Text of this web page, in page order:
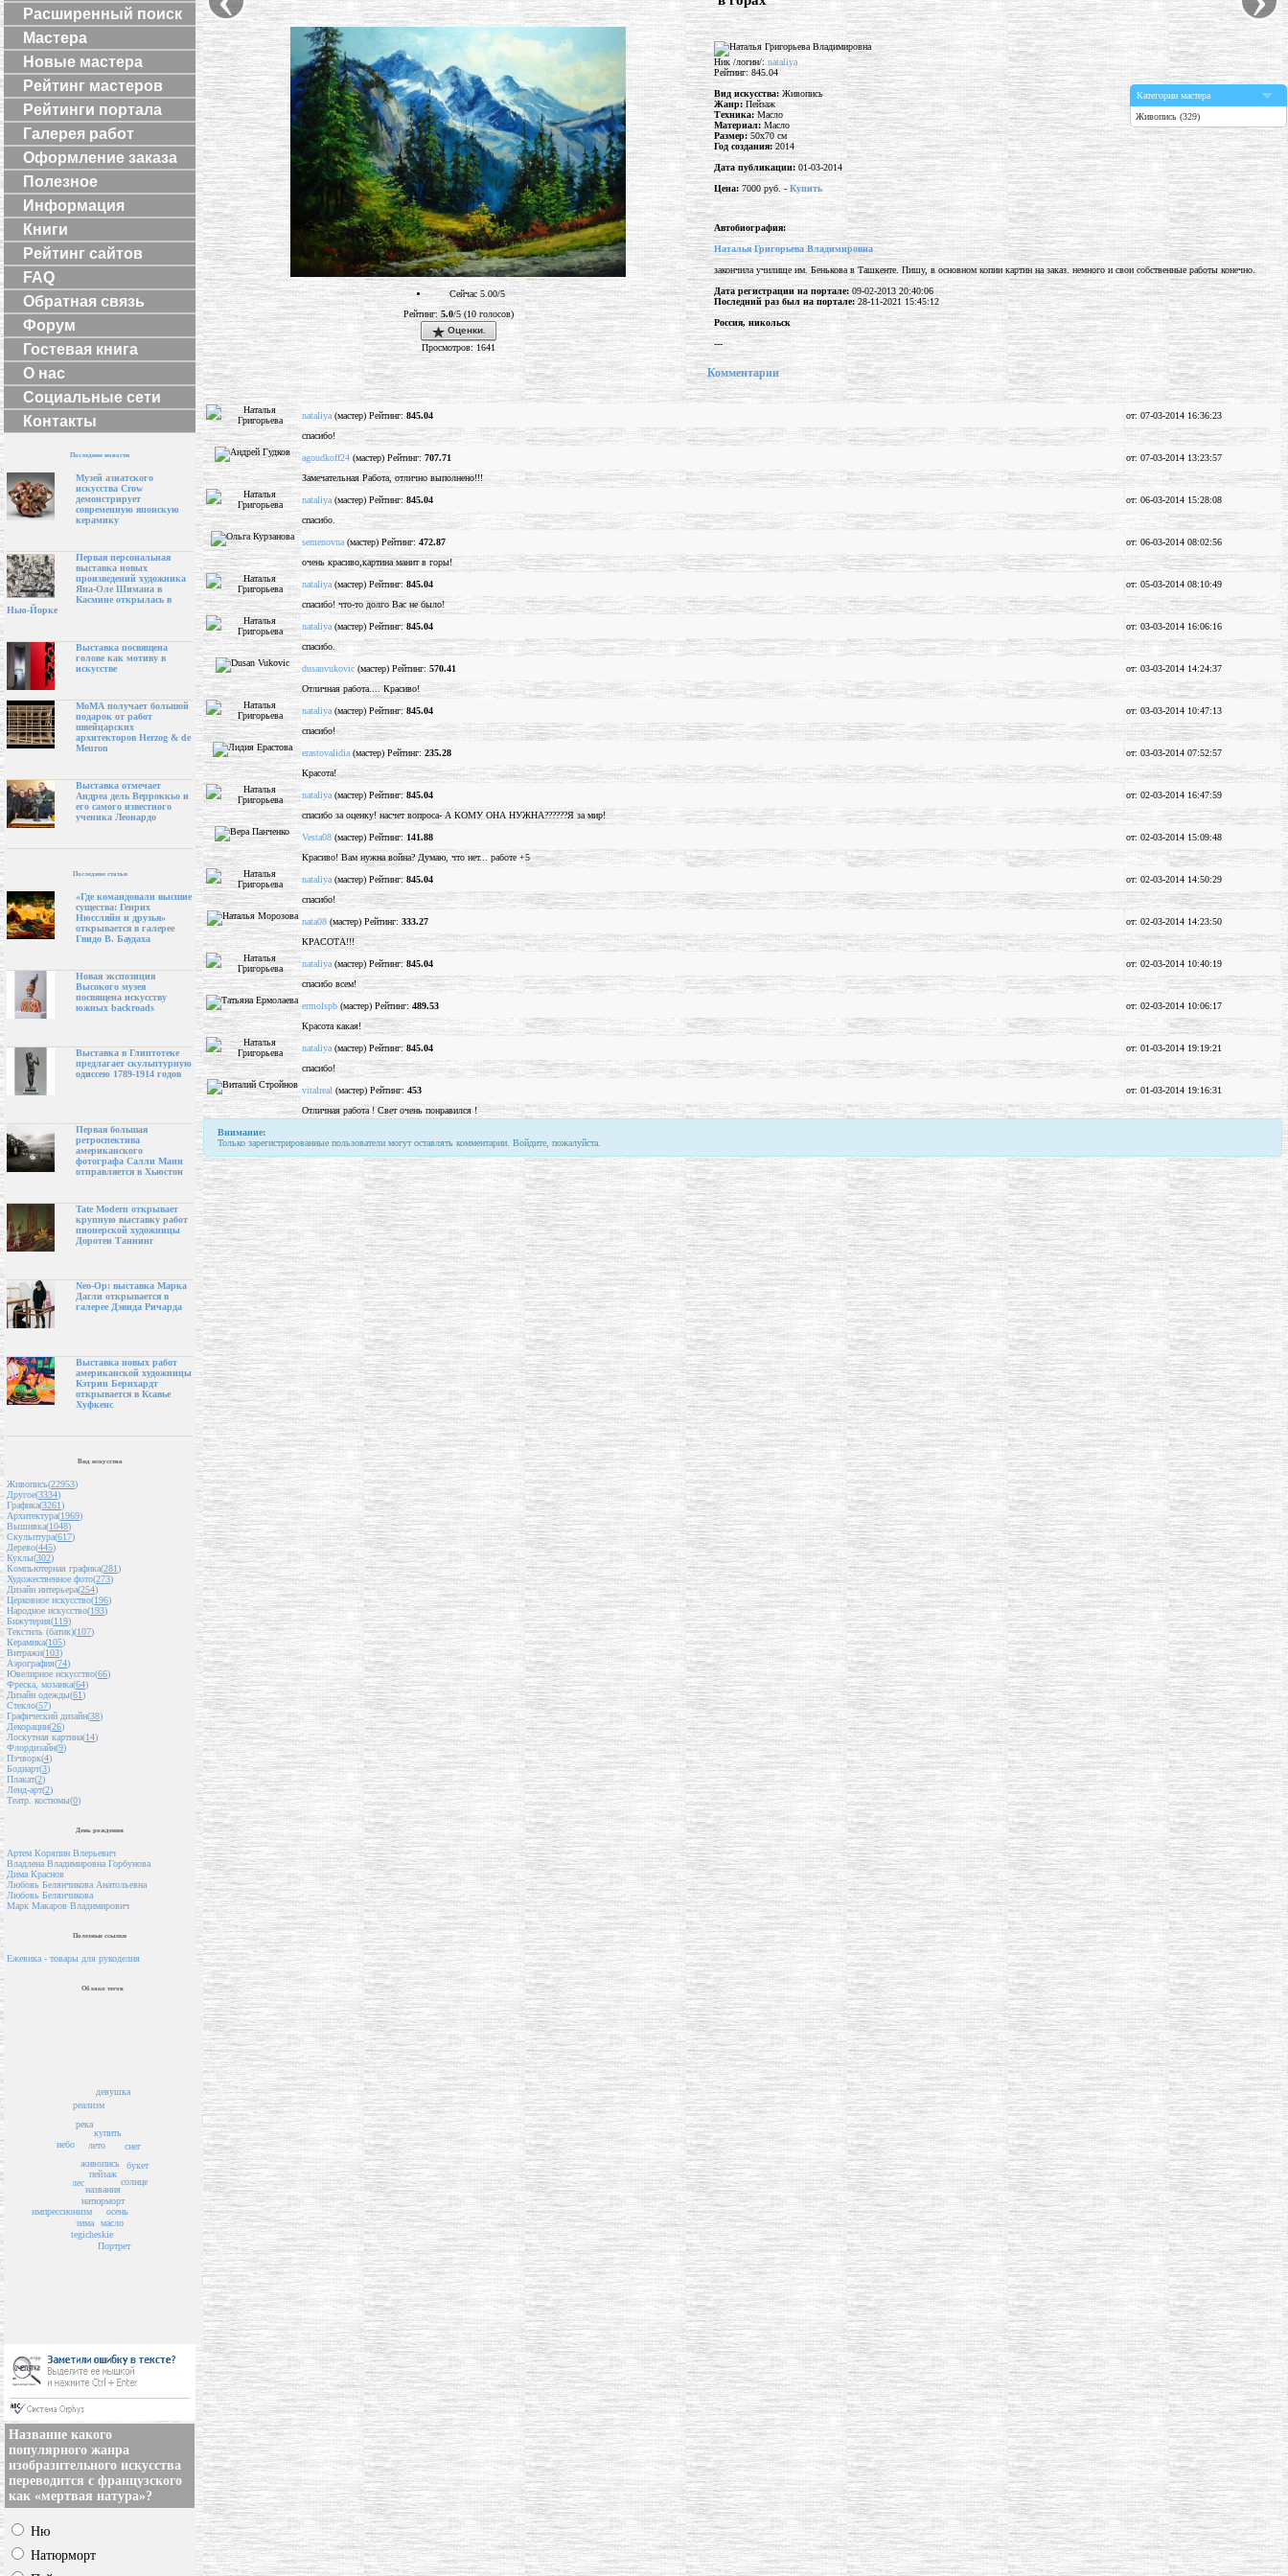
Расширенный поиск
Мастера
Новые мастера
Рейтинг мастеров
Рейтинги портала
Галерея работ
Оформление заказа
Полезное
Информация
Книги
Рейтинг сайтов
FAQ
Обратная связь
Форум
Гостевая книга
О нас
Социальные сети
Контакты
Последние новости
Музей азиатского
искусства Crow
демонстрирует
современную японскую
керамику
Первая персональная
выставка новых
произведений художника
Яна-Оле Шимана в
Касмине открылась в
Нью-Йорке
Выставка посвящена
голове как мотиву в
искусстве
МоМА получает большой
подарок от работ
швейцарских
архитекторов Herzog & de
Meuron
Выставка отмечает
Андреа дель Верроккьо и
его самого известного
ученика Леонардо
Последние статьи
«Где командовали высшие
существа: Генрих
Нюссляйн и друзья»
открывается в галерее
Гвидо В. Баудаха
Новая экспозиция
Высокого музея
посвящена искусству
южных backroads
Выставка в Глиптотеке
предлагает скульптурную
одиссею 1789-1914 годов
Первая большая
ретроспектива
американского
фотографа Салли Манн
отправляется в Хьюстон
Tate Modern открывает
крупную выставку работ
пионерской художницы
Доротеи Таннинг
Neo-Op: выставка Марка
Дагли открывается в
галерее Дэвида Ричарда
Выставка новых работ
американской художницы
Кэтрин Бернхардт
открывается в Ксавье
Хуфкенс
Вид искусства
Живопись(22953)
Другое(3334)
Графика(3261)
Архитектура(1969)
Вышивка(1048)
Скульптура(617)
Дерево(445)
Куклы(302)
Компьютерная графика(281)
Художественное фото(273)
Дизайн интерьера(254)
Церковное искусство(196)
Народное искусство(193)
Бижутерия(119)
Текстиль (батик)(107)
Керамика(105)
Витражи(103)
Аэрография(74)
Ювелирное искусство(66)
Фреска, мозаика(64)
Дизайн одежды(61)
Стекло(57)
Графический дизайн(38)
Декорации(26)
Лоскутная картина(14)
Флордизайн(9)
Пэчворк(4)
Бодиарт(3)
Плакат(2)
Ленд-арт(2)
Театр. костюмы(0)
День рождения
Артем Коряпин Влерьевич
Владлена Владимировна Горбунова
Дима Краснов
Любовь Белянчикова Анатольевна
Любовь Белянчикова
Марк Макаров Владимирович
Полезные ссылки
Ежевика - товары для рукоделия
Облако тегов
пейзаж
названия
живопись
лето
натюрморт
купить
солнце
лес
зима
осень
букет
масло
река
снег
tegicheskie
реализм
небо
импрессионизм
Портрет
девушка
Название какого
популярного жанра
изобразительного искусства
переводится с французского
как «мертвая натура»?
Ню
Натюрморт
Сейчас 5.00/5
Рейтинг:5.0/5 (10 голосов)
Оценки.
Просмотров: 1641
Ник /логин/: nataliya
Рейтинг: 845.04
Вид искусства: Живопись
Жанр: Пейзаж
Техника:Масло
Материал:Масло
Размер:50x70 см
Год создания:2014
Дата публикации:01-03-2014
Цена:7000 руб. - Купить
Категории мастера
Живопись (329)
Автобиография:
Наталья Григорьева Владимировна
закончила училище им. Бенькова в Ташкенте. Пишу, в основном копии картин на заказ. немного и свои собственные работы конечно.
Дата регистрации на портале:09-02-2013 20:40:06
Последний раз был на портале:28-11-2021 15:45:12
Россия, никольск
---
Комментарии
nataliya (мастер) Рейтинг: 845.04
от: 07-03-2014 16:36:23
спасибо!
agoudkoff24 (мастер) Рейтинг: 707.71
от: 07-03-2014 13:23:57
Замечательная Работа, отлично выполнено!!!
nataliya (мастер) Рейтинг: 845.04
от: 06-03-2014 15:28:08
спасибо.
semenovna (мастер) Рейтинг: 472.87
от: 06-03-2014 08:02:56
очень красиво,картина манит в горы!
nataliya (мастер) Рейтинг: 845.04
от: 05-03-2014 08:10:49
спасибо! что-то долго Вас не было!
nataliya (мастер) Рейтинг: 845.04
от: 03-03-2014 16:06:16
спасибо.
dusanvukovic (мастер) Рейтинг: 570.41
от: 03-03-2014 14:24:37
Отличная работа.... Красиво!
nataliya (мастер) Рейтинг: 845.04
от: 03-03-2014 10:47:13
спасибо!
erastovalidia (мастер) Рейтинг: 235.28
от: 03-03-2014 07:52:57
Красота!
nataliya (мастер) Рейтинг: 845.04
от: 02-03-2014 16:47:59
спасибо за оценку! насчет вопроса- А КОМУ ОНА НУЖНА??????Я за мир!
Vesta08 (мастер) Рейтинг: 141.88
от: 02-03-2014 15:09:48
Красиво! Вам нужна война? Думаю, что нет... работе +5
nataliya (мастер) Рейтинг: 845.04
от: 02-03-2014 14:50:29
спасибо!
nata08 (мастер) Рейтинг: 333.27
от: 02-03-2014 14:23:50
КРАСОТА!!!
nataliya (мастер) Рейтинг: 845.04
от: 02-03-2014 10:40:19
спасибо всем!
ermolspb (мастер) Рейтинг: 489.53
от: 02-03-2014 10:06:17
Красота какая!
nataliya (мастер) Рейтинг: 845.04
от: 01-03-2014 19:19:21
спасибо!
vitalreal (мастер) Рейтинг: 453
от: 01-03-2014 19:16:31
Отличная работа ! Свет очень понравился !
Внимание:
Только зарегистрированные пользователи могут оставлять комментарии. Войдите, пожалуйста.